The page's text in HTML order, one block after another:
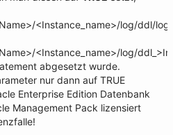
<Instance_name>/log/ddl/
<Instance_name>/log/
abgesetzt wurde.
nur dann auf TRUE
Enterprise Edition Datenbank
Management Pack lizensiert